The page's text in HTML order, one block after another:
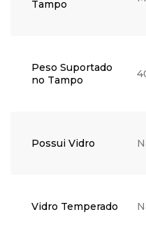
Tampo
Peso Suportado
no Tampo
Possui Vidro
Vidro Temperado